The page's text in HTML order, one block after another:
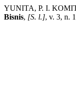
YUNITA, P. I.
Bisnis, [S. l.], v. 3, n.